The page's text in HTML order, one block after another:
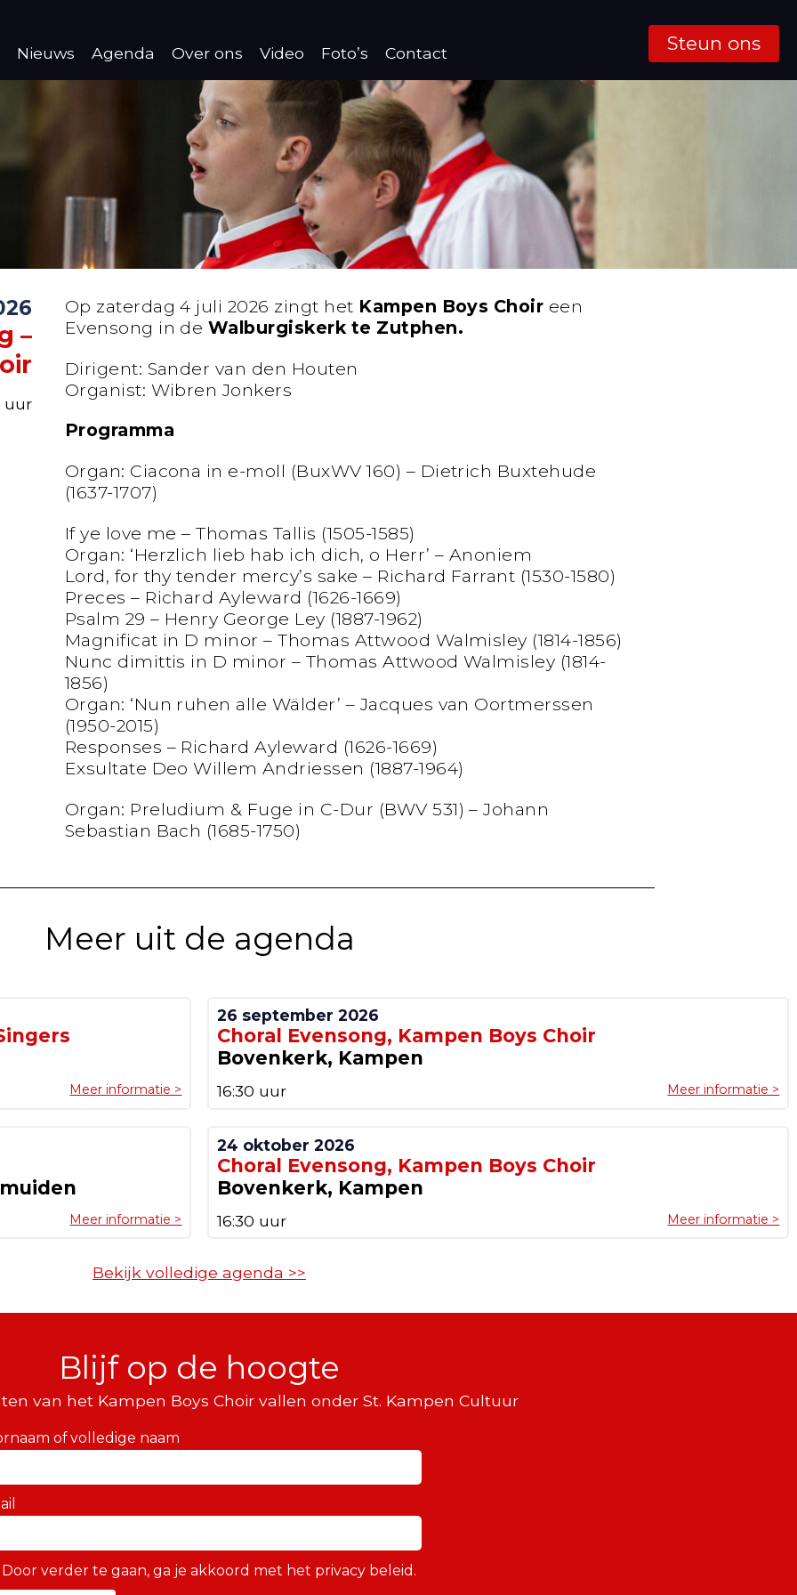
Nieuws Agenda Over ons Video Foto’s Contact Steun ons
–
uur
Op zaterdag 4 juli 2026 zingt het Kampen Boys Choir een
Evensong in de Walburgiskerk te Zutphen.
Dirigent: Sander van den Houten
Organist: Wibren Jonkers
Programma
Organ: Ciacona in e-moll (BuxWV 160) – Dietrich Buxtehude
(1637-1707)
If ye love me – Thomas Tallis (1505-1585)
Organ: ‘Herzlich lieb hab ich dich, o Herr’ – Anoniem
Lord, for thy tender mercy’s sake – Richard Farrant (1530-1580)
Preces – Richard Ayleward (1626-1669)
Psalm 29 – Henry George Ley (1887-1962)
Magnificat in D minor – Thomas Attwood Walmisley (1814-1856)
Nunc dimittis in D minor – Thomas Attwood Walmisley (1814-
1856)
Organ: ‘Nun ruhen alle Wälder’ – Jacques van Oortmerssen
(1950-2015)
Responses – Richard Ayleward (1626-1669)
Exsultate Deo Willem Andriessen (1887-1964)
Organ: Preludium & Fuge in C-Dur (BWV 531) – Johann
Sebastian Bach (1685-1750)
Meer uit de agenda
Meer informatie >
26 september 2026
Choral Evensong, Kampen Boys Choir
Bovenkerk, Kampen
Meer informatie >
16:30 uur
Meer informatie >
24 oktober 2026
Choral Evensong, Kampen Boys Choir
Bovenkerk, Kampen
Meer informatie >
16:30 uur
Bekijk volledige agenda >>
Blijf op de hoogte
van het Kampen Boys Choir vallen onder St. Kampen Cultuur
of volledige naam
verder te gaan, ga je akkoord met het privacy beleid.